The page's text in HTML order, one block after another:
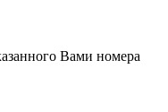
Вами номера